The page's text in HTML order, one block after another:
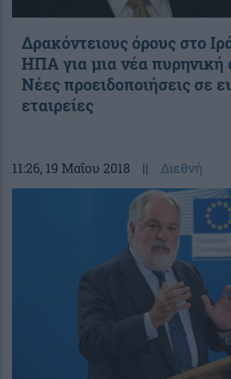
Δρακόντειους όρους στο
ΗΠΑ για μια νέα
Νέες προειδοποιήσεις σε
εταιρείες
11:26, 19 Μαΐου 2018 || Διεθνή